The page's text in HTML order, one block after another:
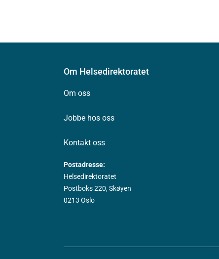
Om Helsedirektoratet
Om oss
Jobbe hos oss
Kontakt oss
Postadresse:
Helsedirektoratet
Postboks 220, Skøyen
0213 Oslo